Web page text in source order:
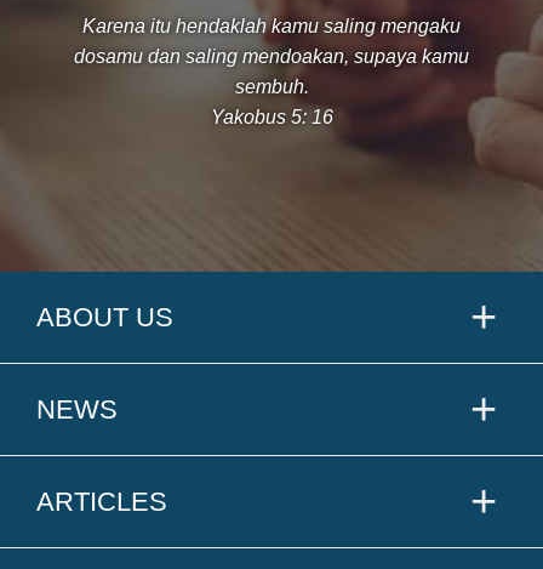
Karena itu hendaklah kamu saling mengaku
dosamu dan saling mendoakan, supaya kamu
sembuh.
Yakobus 5: 16
ABOUT US
NEWS
ARTICLES